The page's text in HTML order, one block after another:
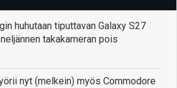
huhutaan tiputtavan Galaxy S27
takakameran pois
nyt (melkein) myös Commodore